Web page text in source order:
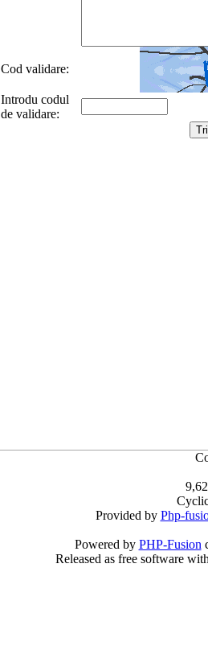
Cod validare:
Introdu codul
de validare:
Provided by Php-
Powered by PHP-Fusion
Released as free software